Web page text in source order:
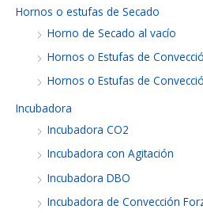
Hornos o estufas de Secado
Horno de Secado al vacío
Hornos o Estufas de
Hornos o Estufas de
Incubadora
Incubadora CO2
Incubadora con Agitación
Incubadora DBO
Incubadora de Convección